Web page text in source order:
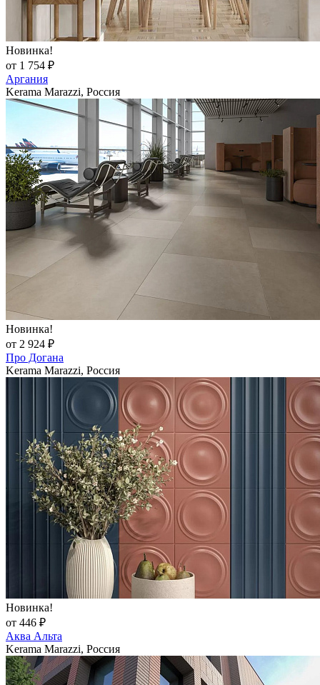
Новинка!
от 1 754 ₽
Аргания
Kerama Marazzi, Россия
Новинка!
от 2 924 ₽
Про Догана
Kerama Marazzi, Россия
Новинка!
от 446 ₽
Аква Альта
Kerama Marazzi, Россия